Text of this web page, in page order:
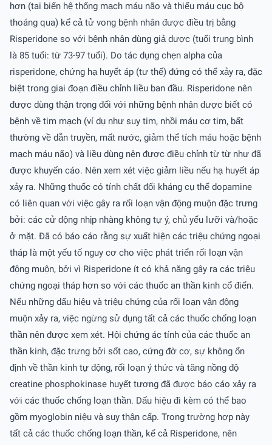
hơn (tai biến hệ thống mạch máu não và thiếu máu cục bộ
thoáng qua) kể cả tử vong bệnh nhân được điều trị bằng
Risperidone so với bệnh nhân dùng giả dược (tuổi trung bình
là 85 tuổi: từ 73-97 tuổi). Do tác dụng chẹn alpha của
risperidone, chứng hạ huyết áp (tư thế) đứng có thể xảy ra, đặc
biệt trong giai đoạn điều chỉnh liều ban đầu. Risperidone nên
được dùng thận trọng đối với những bệnh nhân được biết có
bệnh về tim mạch (ví dụ như suy tim, nhồi máu cơ tim, bất
thường về dẫn truyền, mất nước, giảm thể tích máu hoặc bệnh
mạch máu não) và liều dùng nên được điều chỉnh từ từ như đã
được khuyến cáo. Nên xem xét việc giảm liều nếu hạ huyết áp
xảy ra. Những thuốc có tính chất đối kháng cụ thể dopamine
có liên quan với việc gây ra rối loạn vận động muộn đặc trưng
bởi: các cử động nhịp nhàng không tự ý, chủ yếu lưỡi và/hoặc
ở mặt. Ðã có báo cáo rằng sự xuất hiện các triệu chứng ngoại
tháp là một yếu tố nguy cơ cho việc phát triển rối loạn vận
động muộn, bởi vì Risperidone ít có khả năng gây ra các triệu
chứng ngoại tháp hơn so với các thuốc an thần kinh cổ điển.
Nếu những dấu hiệu và triệu chứng của rối loạn vận động
muộn xảy ra, việc ngừng sử dụng tất cả các thuốc chống loạn
thần nên được xem xét. Hội chứng ác tính của các thuốc an
thần kinh, đặc trưng bởi sốt cao, cứng đờ cơ, sự không ổn
định về thần kinh tự động, rối loạn ý thức và tăng nồng độ
creatine phosphokinase huyết tương đã được báo cáo xảy ra
với các thuốc chống loạn thần. Dấu hiệu đi kèm có thể bao
gồm myoglobin niệu và suy thận cấp. Trong trường hợp này
tất cả các thuốc chống loạn thần, kể cả Risperidone, nên